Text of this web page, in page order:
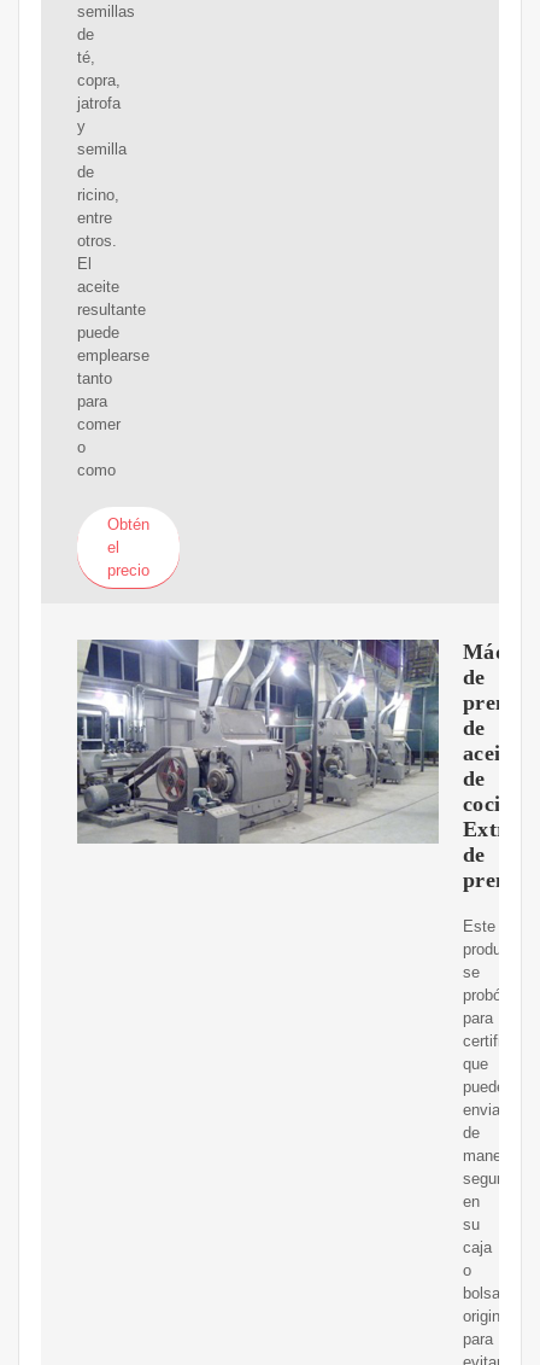
semillas
de
té,
copra,
jatrofa
y
semilla
de
ricino,
entre
otros.
El
aceite
resultante
puede
emplearse
tanto
para
comer
o
como
Obtén
el
precio
de
prensa
de
aceite
de
cocina
de
prensa
Este
producto
se
probó
para
certificar
que
puede
enviarse
de
manera
segura
en
su
caja
o
bolsa
original
para